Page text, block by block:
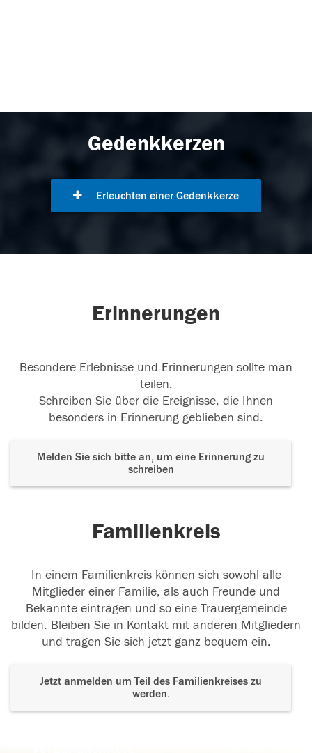
Gedenkkerzen
Erleuchten einer Gedenkkerze
Erinnerungen
Besondere Erlebnisse und Erinnerungen sollte man
teilen.
Schreiben Sie über die Ereignisse, die Ihnen
besonders in Erinnerung geblieben sind.
Melden Sie sich bitte an, um eine Erinnerung zu
schreiben
Familienkreis
In einem Familienkreis können sich sowohl alle
Mitglieder einer Familie, als auch Freunde und
Bekannte eintragen und so eine Trauergemeinde
bilden. Bleiben Sie in Kontakt mit anderen Mitgliedern
und tragen Sie sich jetzt ganz bequem ein.
Jetzt anmelden um Teil des Familienkreises zu
werden.